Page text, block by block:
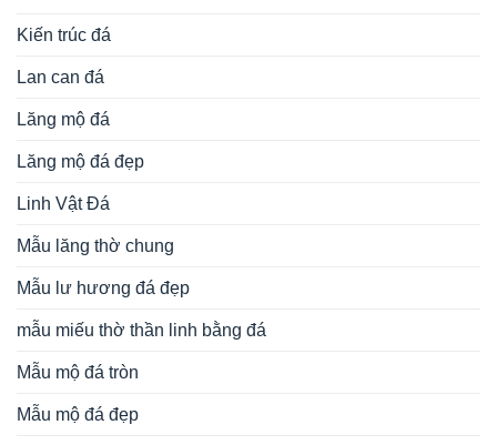
Kiến trúc đá
Lan can đá
Lăng mộ đá
Lăng mộ đá đẹp
Linh Vật Đá
Mẫu lăng thờ chung
Mẫu lư hương đá đẹp
mẫu miếu thờ thần linh bằng đá
Mẫu mộ đá tròn
Mẫu mộ đá đẹp